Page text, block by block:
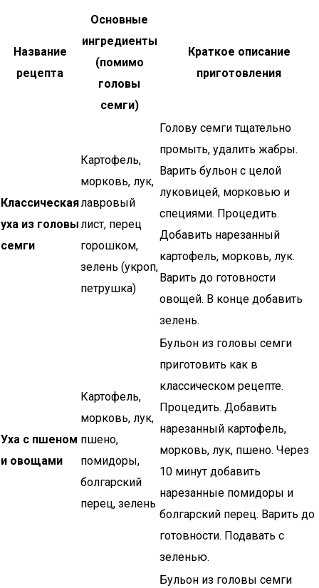
Название
рецепта
Основные
ингредиенты
(помимо
головы
семги)
Краткое описание
приготовления
Классическая
уха из головы
семги
Картофель,
морковь, лук,
лавровый
лист, перец
горошком,
зелень (укроп,
петрушка)
Голову семги тщательно
промыть, удалить жабры.
Варить бульон с целой
луковицей, морковью и
специями. Процедить.
Добавить нарезанный
картофель, морковь, лук.
Варить до готовности
овощей. В конце добавить
зелень.
Уха с пшеном
и овощами
Картофель,
морковь, лук,
пшено,
помидоры,
болгарский
перец, зелень
Бульон из головы семги
приготовить как в
классическом рецепте.
Процедить. Добавить
нарезанный картофель,
морковь, лук, пшено. Через
10 минут добавить
нарезанные помидоры и
болгарский перец. Варить до
готовности. Подавать с
зеленью.
Бульон из головы семги